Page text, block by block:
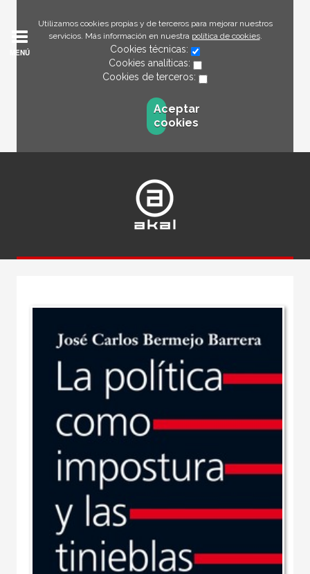
Utilizamos cookies propias y de terceros para mejorar nuestros
servicios. Más información en nuestra política de cookies.
Cookies técnicas:
Cookies analíticas:
Cookies de terceros:
Aceptar
cookies
MENÚ